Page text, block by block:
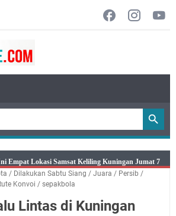
7 Agustus 2026 Mobil SIM Keliling Ada di
Sindangagung
Dari Hidupmu, Kamu Akan Tetap Berjalan
/ Dilakukan Sabtu Siang / Juara / Persib /
Konvoi / sepakbola
Lintas di Kuningan